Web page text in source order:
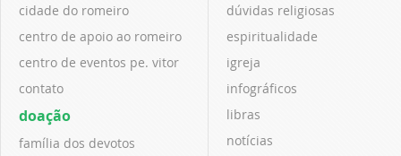
cidade do romeiro
centro de apoio ao romeiro
centro de eventos pe. vitor
contato
doação
família dos devotos
dúvidas religiosas
espiritualidade
igreja
infográficos
libras
notícias